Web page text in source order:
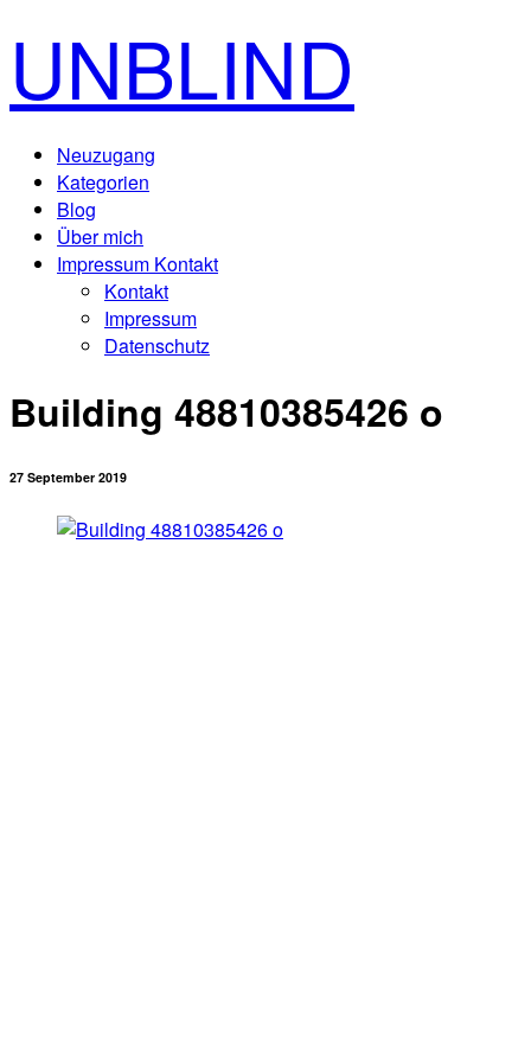
UNBLIND
Neuzugang
Kategorien
Blog
Über mich
Impressum Kontakt
Kontakt
Impressum
Datenschutz
Building 48810385426 o
27 September 2019